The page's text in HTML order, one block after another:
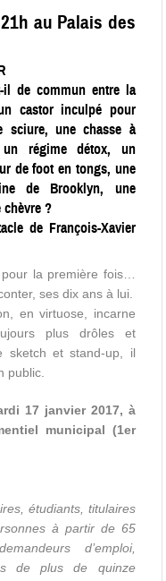
au Palais des
il de commun entre la
castor inculpé pour
sciure, une chasse à
un régime détox, un
de foot en tongs, une
de Brooklyn, une
?
de François-Xavier
la première fois…
ses dix ans à lui.
en virtuose, incarne
plus drôles et
sketch et stand-up, il
public.
17 janvier 2017, à
municipal (1er
étudiants, titulaires
à partir de 65
d’emploi,
de plus de quinze